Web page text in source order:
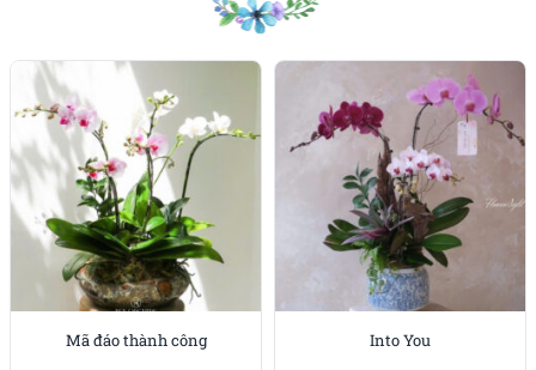
hoa còn như biểu tượng cho những khởi đầu tốt đẹp
Quà tặng 8/3 và 20/10 – sự trân trọng dành cho phái đẹp
Vào những ngày tôn vinh phụ nữ, Happy Opening là
lựa chọn tuyệt vời để gửi lời tri ân. Chậu hoa vừa
thanh lịch vừa ngọt ngào, mang thông điệp yêu
thương, tôn vinh sự gắn kết và trân trọng. Không
gian đặt chậu hoa vì thế trở nên sinh động, sang
trọng và tràn đầy năng lượng tích cực.
Kết bài
Mã đáo thành công Into You